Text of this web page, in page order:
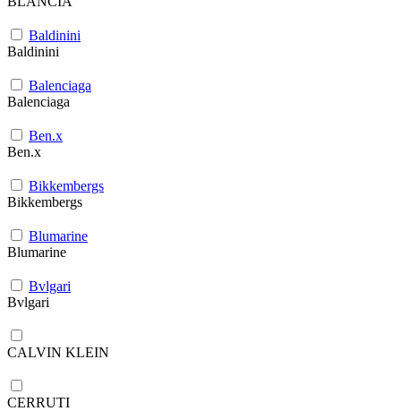
Baldinini
Baldinini
Balenciaga
Balenciaga
Ben.x
Ben.x
Bikkembergs
Bikkembergs
Blumarine
Blumarine
Bvlgari
Bvlgari
CALVIN KLEIN
CERRUTI